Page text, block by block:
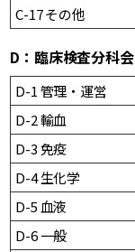
C-17 その他
D：臨床検査分科会
D-1 管理・運営
D-2 輸血
D-3 免疫
D-4 生化学
D-5 血液
D-6 一般